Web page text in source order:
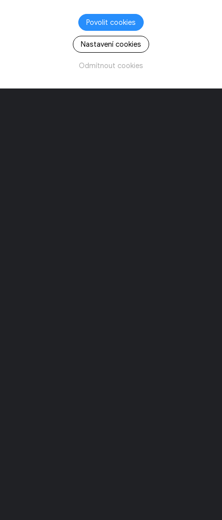
Povolit cookies
Nastavení cookies
Odmítnout cookies